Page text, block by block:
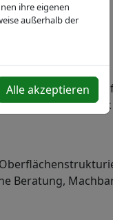
und Entwicklung
in der Messtechnik
Beratung,
ihre eigenen
außerhalb der
Alle akzeptieren